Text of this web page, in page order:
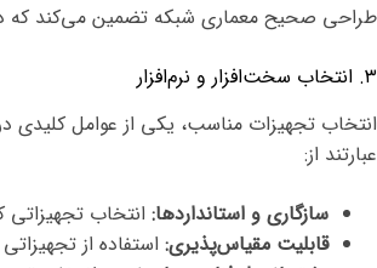
طراحی صحیح معماری شبکه تضمین می‌کند که
۳. انتخاب سخت‌افزار و نرم‌افزار
انتخاب تجهیزات مناسب، یکی از عوامل کلیدی
عبارتند از:
سازگاری و استانداردها: انتخاب تجهیزاتی
قابلیت مقیاس‌پذیری: استفاده از